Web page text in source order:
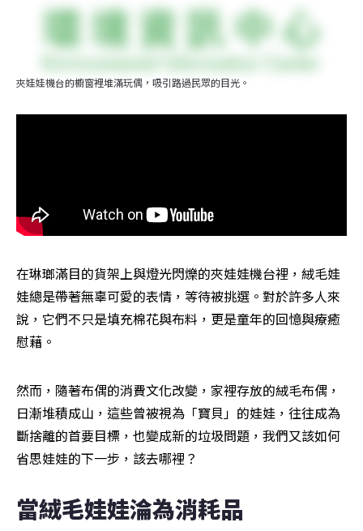
夾娃娃機台的櫥窗裡堆滿玩偶，吸引路過民眾的目光。
在琳瑯滿目的貨架上與燈光閃爍的夾娃娃機台裡，絨毛娃
娃總是帶著無辜可愛的表情，等待被挑選。對於許多人來
說，它們不只是填充棉花與布料，更是童年的回憶與療癒
慰藉。
然而，隨著布偶的消費文化改變，家裡存放的絨毛布偶，
日漸堆積成山，這些曾被視為「寶貝」的娃娃，往往成為
斷捨離的首要目標，也變成新的垃圾問題，我們又該如何
省思娃娃的下一步，該去哪裡？
當絨毛娃娃淪為消耗品